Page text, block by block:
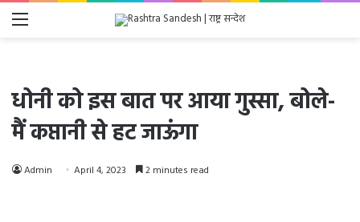
Menu
धोनी को इस बात पर आया गुस्सा, बोले-
मैं कप्तानी से हट जाऊंगा
Admin April 4, 2023 2 minutes read